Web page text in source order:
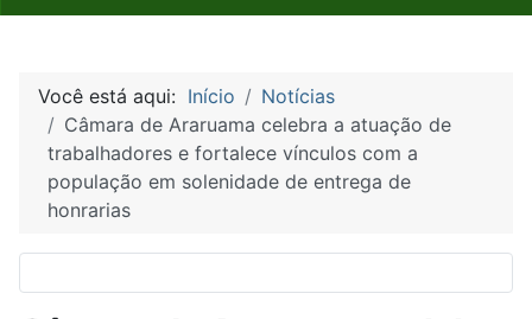
Você está aqui: Início
Notícias
Câmara de Araruama celebra a atuação de
trabalhadores e fortalece vínculos com a
população em solenidade de entrega de
honrarias